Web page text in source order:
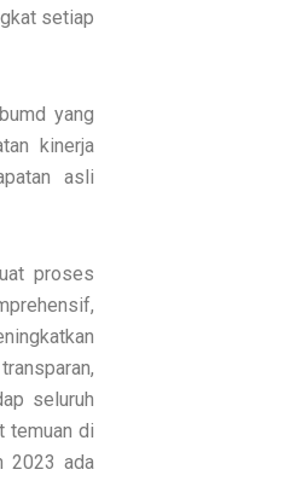
setiap
yang
kinerja
asli
proses
seluruh
temuan di
2023 ada